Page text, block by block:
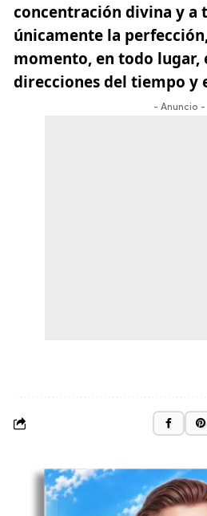
concentración divina y a
únicamente la
momento, en todo lugar,
direcciones del tiempo y
- Anuncio -